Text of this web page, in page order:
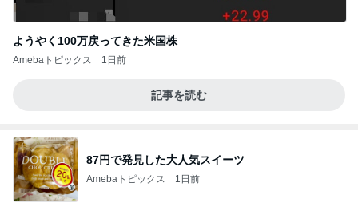
ようやく100万戻ってきた米国株
Amebaトピックス 1日前
記事を読む
87円で発見した大人気スイーツ
Amebaトピックス 1日前